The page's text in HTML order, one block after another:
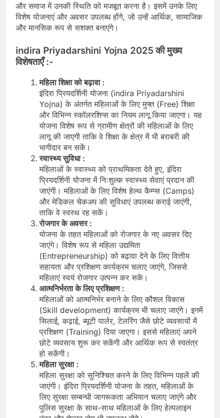
और समाज में उनकी स्थिति को मजबूत करना है। इसमें उनके लिए
विशेष योजनाएं और अवसर उपलब्ध होंगे, जो उन्हें आर्थिक, सामाजिक
और मानसिक रूप से सशक्त बनाएंगे।
indira Priyadarshini Yojna 2025की मुख्य
विशेषताएँ :-
महिला शिक्षा को बढ़ावा :
इंदिरा प्रियदर्शिनी योजना (indira Priyadarshini
Yojna) के अंतर्गत महिलाओं के लिए मुफ्त (Free) शिक्षा
और विभिन्न स्कॉलरशिप्स का नियम लागू किया जाएगा। यह
योजना विशेष रूप से ग्रामीण क्षेत्रों की महिलाओं के लिए
लागू की जाएगी ताकि वे शिक्षा के क्षेत्र में भी बराबरी की
भागीदार बन सकें।
स्वास्थ्य सुविधा :
महिलाओं के स्वास्थ्य को प्राथमिकता देते हुए, इंदिरा
प्रियदर्शिनी योजना में निःशुल्क स्वास्थ्य सेवाएं प्रदान की
जाएंगी। महिलाओं के लिए विशेष हेल्थ कैम्प्स (Camps)
और मेडिकल चेकअप की सुविधाएं उपलब्ध कराई जाएंगी,
ताकि वे स्वस्थ रह सकें।
रोजगार के अवसर :
योजना के तहत महिलाओं को रोजगार के नए अवसर दिए
जाएंगे। विशेष रूप से महिला उद्यमिता
(Entrepreneurship) को बढ़ावा देने के लिए वित्तीय
सहायता और प्रशिक्षण कार्यक्रम चलाए जाएंगे, जिससे
महिलाएं स्वयं रोजगार उत्पन्न कर सकें।
आत्मनिर्भरता के लिए प्रशिक्षण :
महिलाओं को आत्मनिर्भर बनाने के लिए कौशल विकास
(Skill development) कार्यक्रम भी चलाए जाएंगे। इनमें
सिलाई, कढ़ाई, ब्यूटी पार्लर, टेलरिंग जैसे छोटे व्यवसायों में
प्रशिक्षण (Training) दिया जाएगा। इससे महिलाएं अपने
छोटे व्यवसाय शुरू कर सकेंगी और आर्थिक रूप से स्वतंत्र
हो सकेंगी।
महिला सुरक्षा :
महिला सुरक्षा को सुनिश्चित करने के लिए विभिन्न पहलें की
जाएंगी। इंदिरा प्रियदर्शिनी योजना के तहत, महिलाओं के
लिए सुरक्षा सम्बन्धी जागरूकता अभियान चलाए जाएंगे और
पुलिस सुरक्षा के साथ-साथ महिलाओं के लिए हेल्पलाइन